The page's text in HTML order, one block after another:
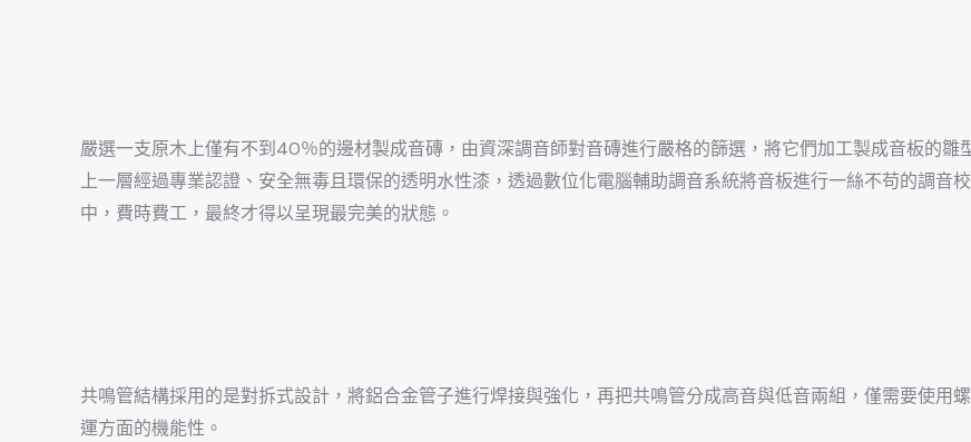
嚴選一支原木上僅有不到40％的邊材製成音磚，由資深調音師對音磚進行嚴格的篩選，將它們加工製成音板的
上一層經過專業認證、安全無毒且環保的透明水性漆，透過數位化電腦輔助調音系統將音板進行一絲不苟的調音
中，費時費工，最終才得以呈現最完美的狀態。
共鳴管結構採用的是對拆式設計，將鋁合金管子進行焊接與強化，再把共鳴管分成高音與低音兩組，僅需要使用
運方面的機能性。